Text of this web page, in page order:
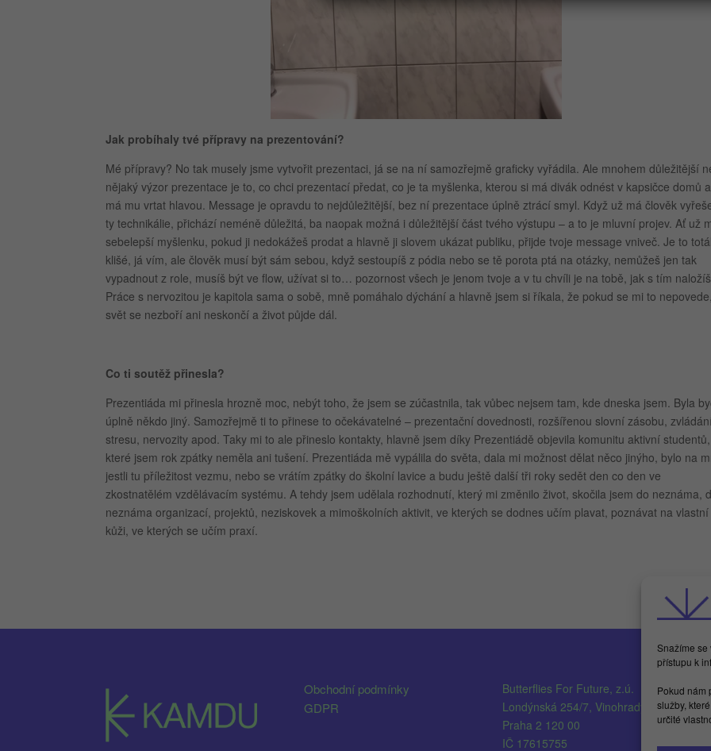
Snažíme se
přístupu k
Pokud nám
služby,
určité
Jak probíhaly tvé přípravy na prezentování?
Mé přípravy? No tak musely jsme vytvořit prezentaci, já se na ní samozřejmě graficky vyřádila. Ale mnohem důležitější
nějaký výzor prezentace je to, co chci prezentací předat, co je ta myšlenka, kterou si má divák odnést v kapsičce domů a
má mu vrtat hlavou. Message je opravdu to nejdůležitější, bez ní prezentace úplně ztrácí smyl. Když už má člověk
ty technikálie, přichází neméně důležitá, ba naopak možná i důležitější část tvého výstupu – a to je mluvní projev. Ať už
sebelepší myšlenku, pokud ji nedokážeš prodat a hlavně ji slovem ukázat publiku, přijde tvoje message vniveč. Je to
klišé, já vím, ale člověk musí být sám sebou, když sestoupíš z pódia nebo se tě porota ptá na otázky, nemůžeš jen tak
vypadnout z role, musíš být ve flow, užívat si to… pozornost všech je jenom tvoje a v tu chvíli je na tobě, jak s tím
Práce s nervozitou je kapitola sama o sobě, mně pomáhalo dýchání a hlavně jsem si říkala, že pokud se mi to nepovede,
svět se nezboří ani neskončí a život půjde dál.
Co ti soutěž přinesla?
Prezentiáda mi přinesla hrozně moc, nebýt toho, že jsem se zúčastnila, tak vůbec nejsem tam, kde dneska jsem. Byla
úplně někdo jiný. Samozřejmě ti to přinese to očekávatelné – prezentační dovednosti, rozšířenou slovní zásobu,
stresu, nervozity apod. Taky mi to ale přineslo kontakty, hlavně jsem díky Prezentiádě objevila komunitu aktivní
které jsem rok zpátky neměla ani tušení. Prezentiáda mě vypálila do světa, dala mi možnost dělat něco jinýho, bylo na
jestli tu příležitost vezmu, nebo se vrátím zpátky do školní lavice a budu ještě další tři roky sedět den co den ve
zkostnatělém vzdělávacím systému. A tehdy jsem udělala rozhodnutí, který mi změnilo život, skočila jsem do neznáma,
neznáma organizací, projektů, neziskovek a mimoškolních aktivit, ve kterých se dodnes učím plavat, poznávat na vlastní
kůži, ve kterých se učím praxí.
Obchodní podmínky
GDPR
Butterflies For Future, z.ú.
Londýnská 254/7, Vinohrady
Praha 2 120 00
IČ 17615755